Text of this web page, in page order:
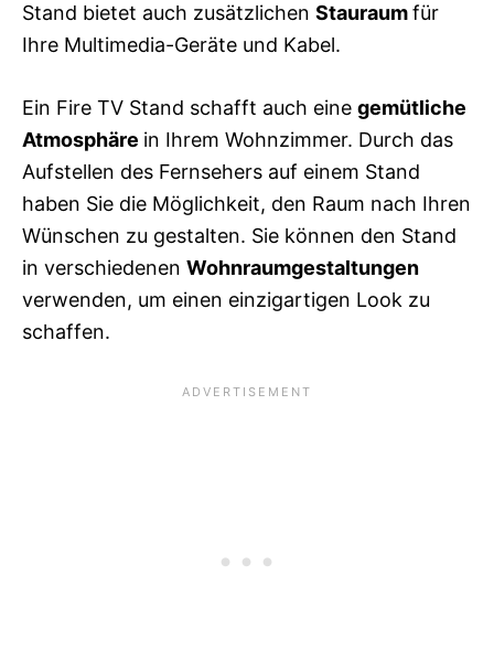
Stand bietet auch zusätzlichen Stauraumfür
Ihre Multimedia-Geräte und Kabel.
Ein Fire TV Stand schafft auch eine gemütliche
Atmosphäre in Ihrem Wohnzimmer. Durch das
Aufstellen des Fernsehers auf einem Stand
haben Sie die Möglichkeit, den Raum nach Ihren
Wünschen zu gestalten. Sie können den Stand
in verschiedenen Wohnraumgestaltungen
verwenden, um einen einzigartigen Look zu
schaffen.